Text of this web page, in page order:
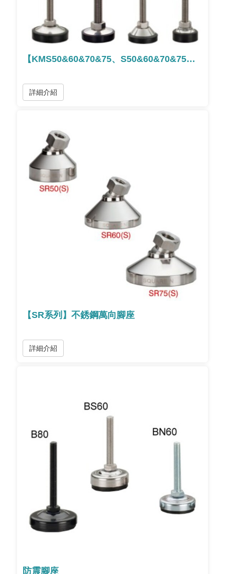
【KMS50&60&70&75、S50&60&70&75】不銹鋼活動型腳座
詳細介紹
【SR系列】不銹鋼萬向腳座
詳細介紹
防震腳座